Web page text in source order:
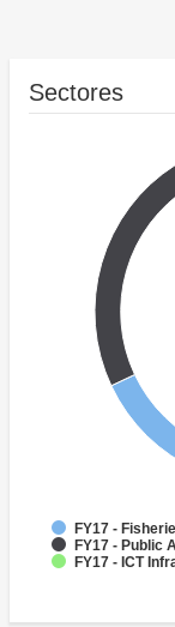
Sectores
FY17 -
FY17 - Public
FY17 - ICT